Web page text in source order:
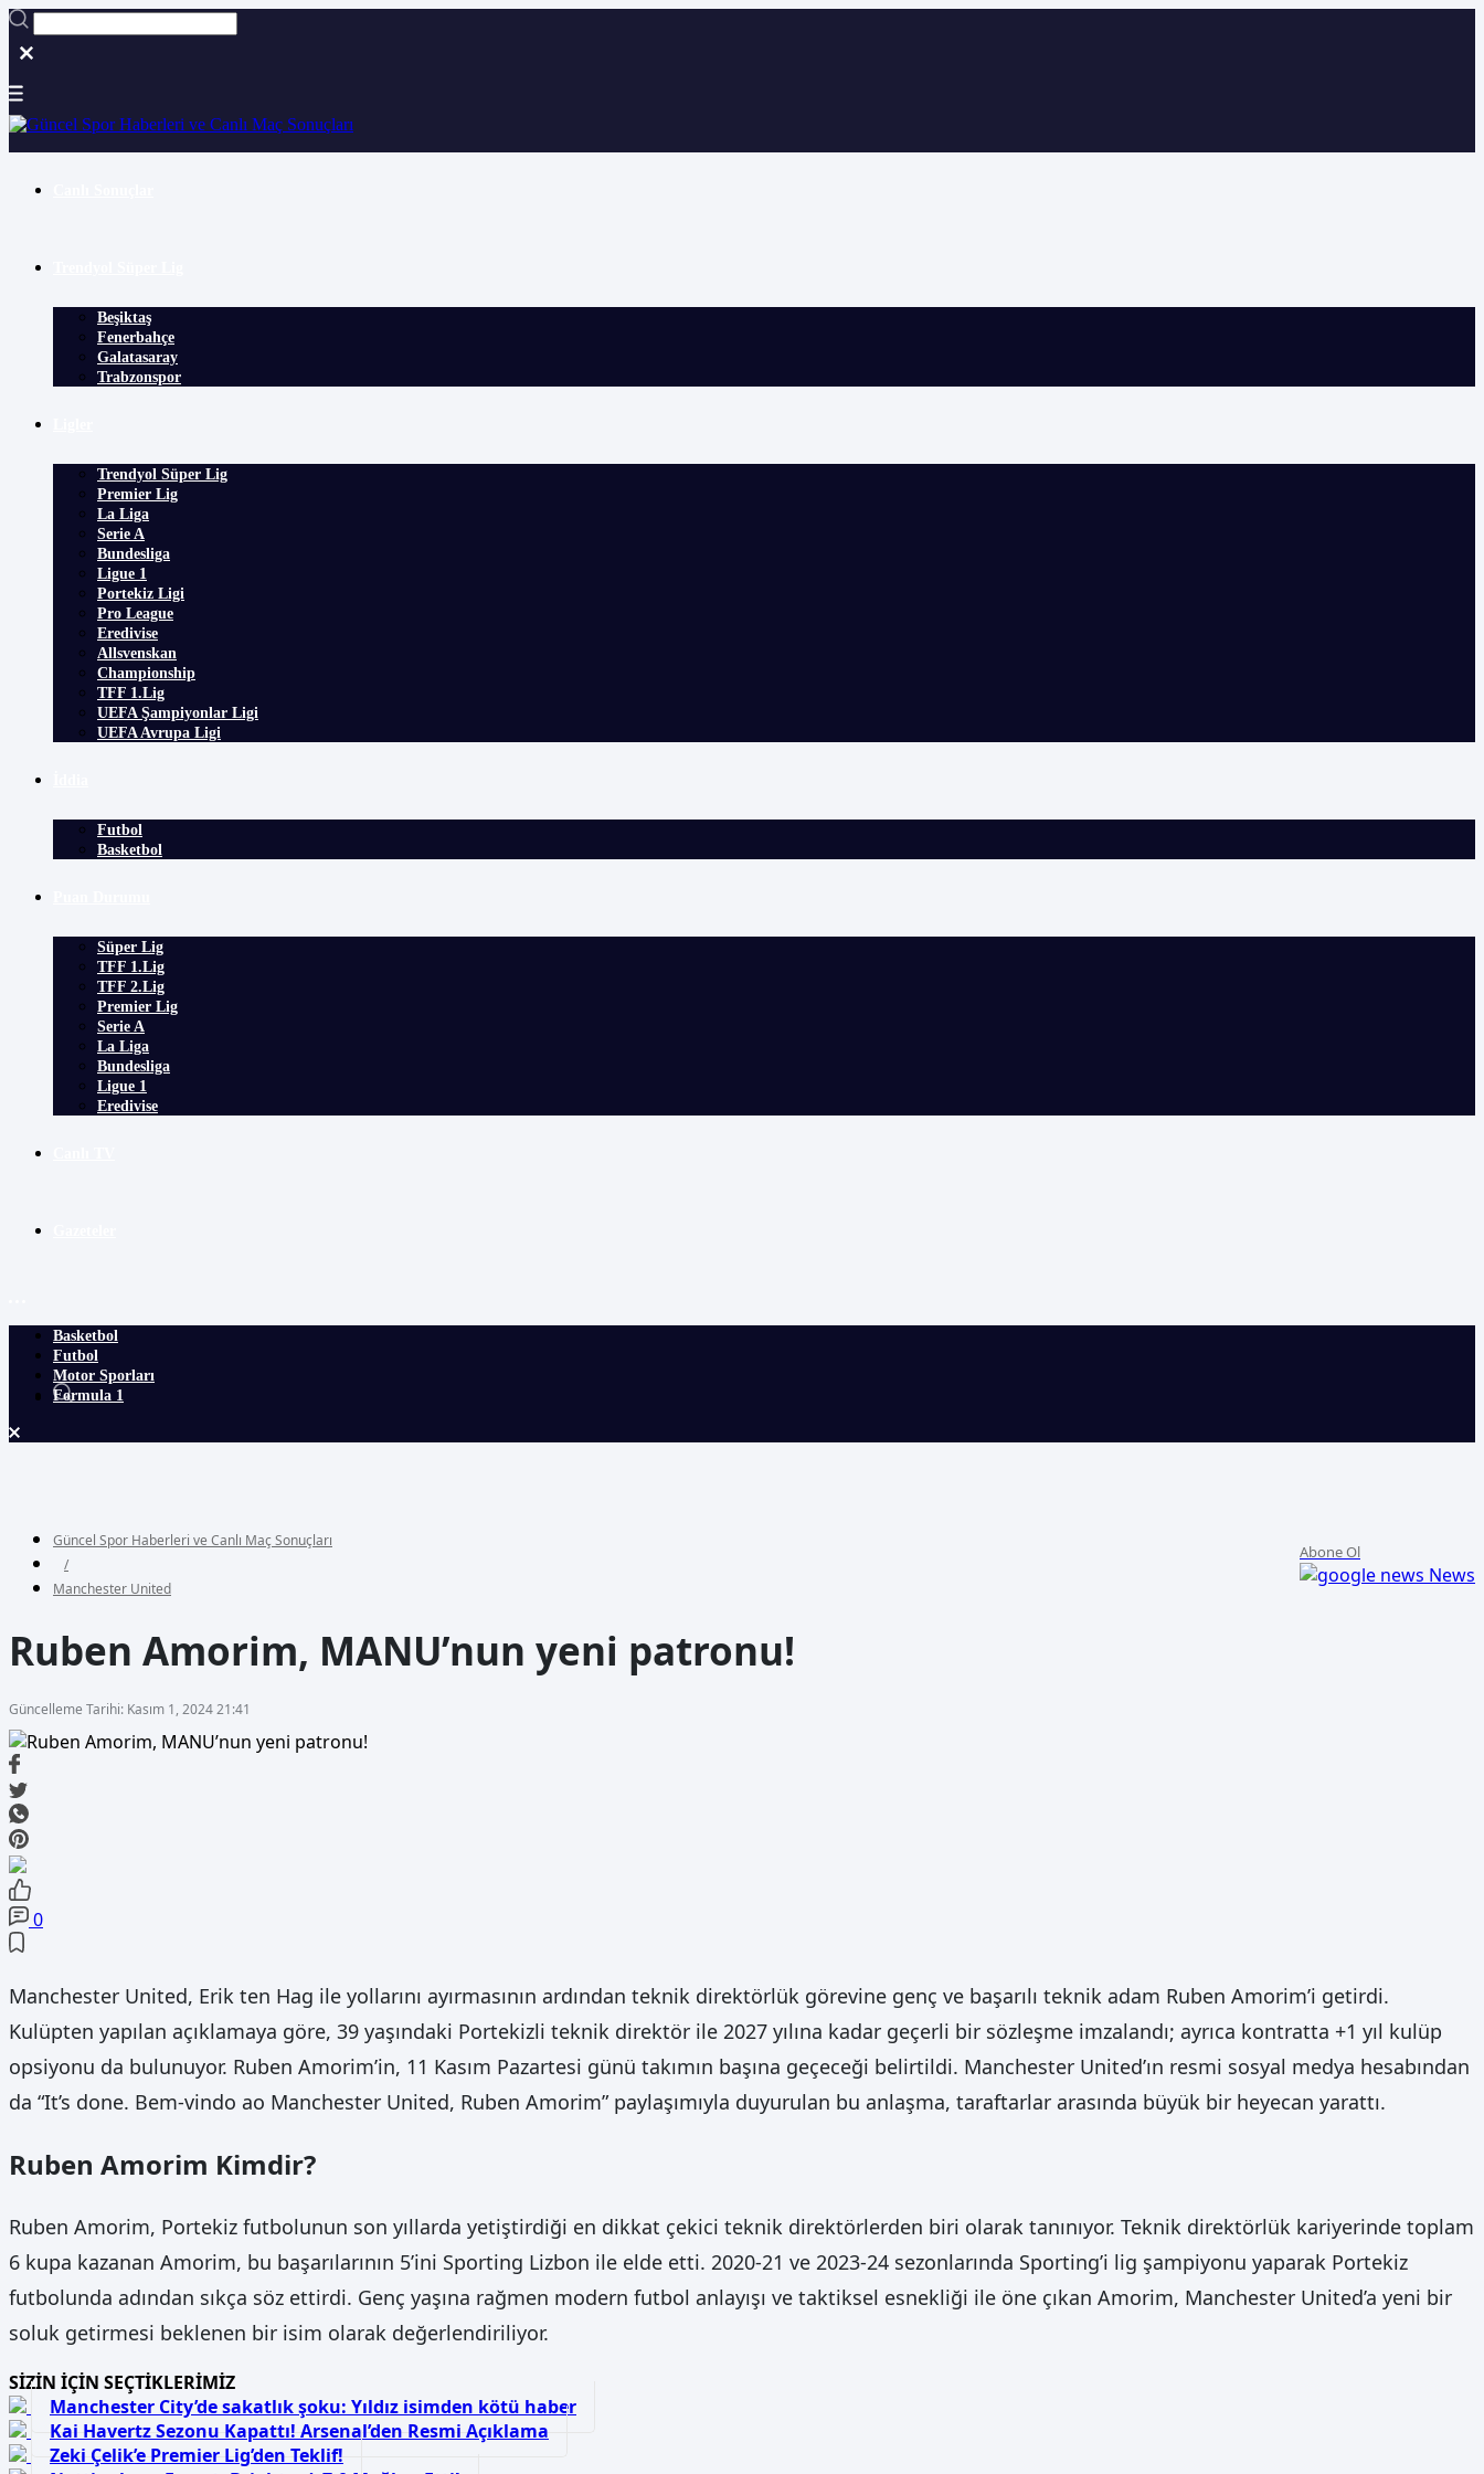
Beşiktaş
Fenerbahçe
Galatasaray
Trabzonspor
Trendyol Süper Lig
Premier Lig
La Liga
Serie A
Bundesliga
Ligue 1
Portekiz Ligi
Pro League
Eredivise
Allsvenskan
Championship
TFF 1.Lig
UEFA Şampiyonlar Ligi
UEFA Avrupa Ligi
Futbol
Basketbol
Süper Lig
TFF 1.Lig
TFF 2.Lig
Premier Lig
Serie A
La Liga
Bundesliga
Ligue 1
Eredivise
Basketbol
Futbol
Motor Sporları
Formula 1
Güncel Spor Haberleri ve Canlı Maç Sonuçları
/
Manchester United
Abone Ol
News
Ruben Amorim, MANU’nun yeni patronu!
Güncelleme Tarihi: Kasım 1, 2024 21:41
0
Manchester United, Erik ten Hag ile yollarını ayırmasının ardından teknik direktörlük görevine genç ve başarılı teknik adam Ruben Amorim’i getirdi.
Kulüpten yapılan açıklamaya göre, 39 yaşındaki Portekizli teknik direktör ile 2027 yılına kadar geçerli bir sözleşme imzalandı; ayrıca kontratta +1 yıl kulüp
opsiyonu da bulunuyor. Ruben Amorim’in, 11 Kasım Pazartesi günü takımın başına geçeceği belirtildi. Manchester United’ın resmi sosyal medya hesabından
da “It’s done. Bem-vindo ao Manchester United, Ruben Amorim” paylaşımıyla duyurulan bu anlaşma, taraftarlar arasında büyük bir heyecan yarattı.
Ruben Amorim Kimdir?
Ruben Amorim, Portekiz futbolunun son yıllarda yetiştirdiği en dikkat çekici teknik direktörlerden biri olarak tanınıyor. Teknik direktörlük kariyerinde toplam
6 kupa kazanan Amorim, bu başarılarının 5’ini Sporting Lizbon ile elde etti. 2020-21 ve 2023-24 sezonlarında Sporting’i lig şampiyonu yaparak Portekiz
futbolunda adından sıkça söz ettirdi. Genç yaşına rağmen modern futbol anlayışı ve taktiksel esnekliği ile öne çıkan Amorim, Manchester United’a yeni bir
soluk getirmesi beklenen bir isim olarak değerlendiriliyor.
SİZİN İÇİN SEÇTİKLERİMİZ
Manchester City’de sakatlık şoku: Yıldız isimden kötü haber
Kai Havertz Sezonu Kapattı! Arsenal’den Resmi Açıklama
Zeki Çelik’e Premier Lig’den Teklif!